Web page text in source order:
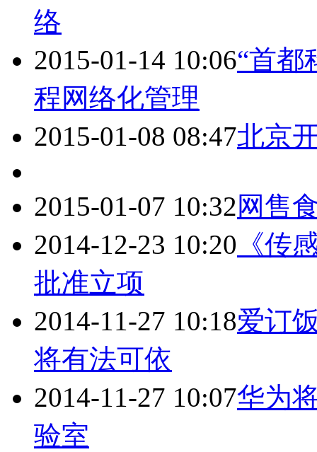
络
2015-01-14 10:06“首都
程 网络化管理
2015-01-08 08:47北京
2015-01-07 10:32网售
2014-12-23 10:20 《传
批准立项
2014-11-27 10:18爱订
将有法可依
2014-11-27 10:07华为
验室